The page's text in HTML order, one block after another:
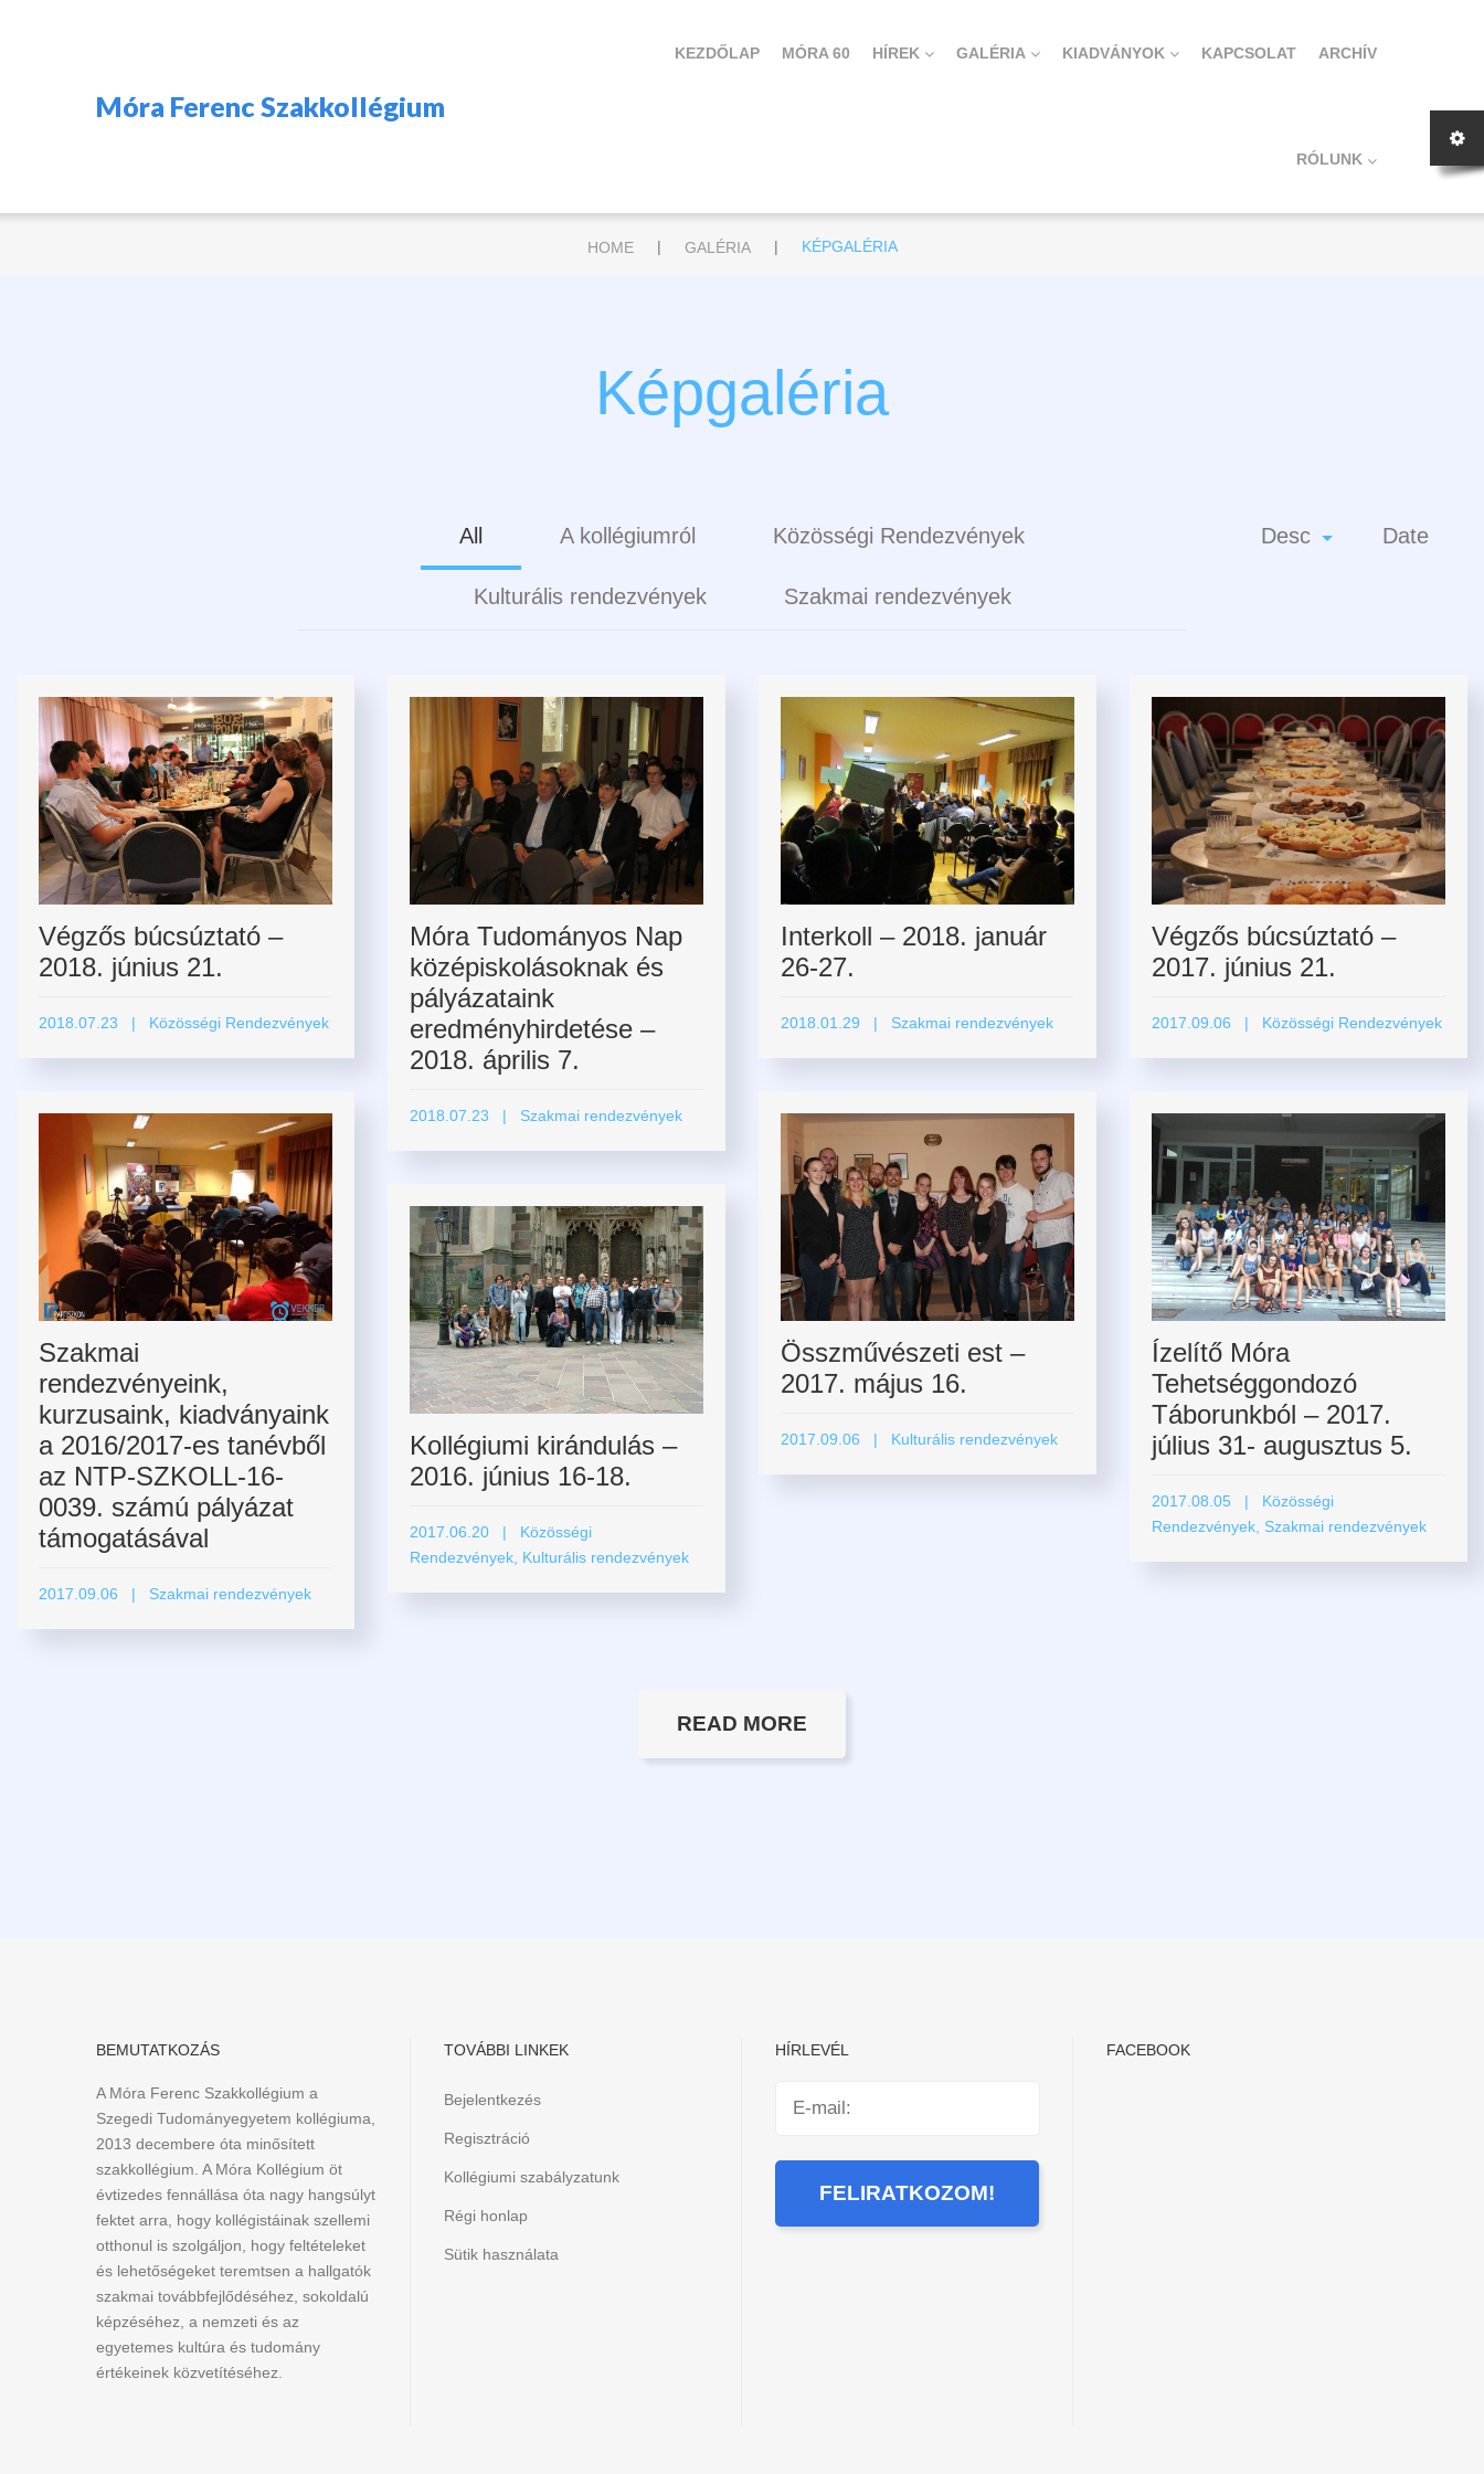
Móra Ferenc Szakkollégium
KEZDŐLAP MÓRA 60 HÍREK GALÉRIA KIADVÁNYOK KAPCSOLAT ARCHÍV
RÓLUNK
HOME | GALÉRIA | KÉPGALÉRIA
Képgaléria
All A kollégiumról Közösségi Rendezvények
Kulturális rendezvények Szakmai rendezvények
Desc Date
Végzős búcsúztató –
2018. június 21.
2018.07.23 | Közösségi Rendezvények
Móra Tudományos Nap
középiskolásoknak és
pályázataink
eredményhirdetése –
2018. április 7.
2018.07.23 | Szakmai rendezvények
Interkoll – 2018. január
26-27.
2018.01.29 | Szakmai rendezvények
Végzős búcsúztató –
2017. június 21.
2017.09.06 | Közösségi Rendezvények
Szakmai
rendezvényeink,
kurzusaink, kiadványaink
a 2016/2017-es tanévből
az NTP-SZKOLL-16-
0039. számú pályázat
támogatásával
2017.09.06 | Szakmai rendezvények
Összművészeti est –
2017. május 16.
2017.09.06 | Kulturális rendezvények
Ízelítő Móra
Tehetséggondozó
Táborunkból – 2017.
július 31- augusztus 5.
2017.08.05 | Közösségi
Rendezvények, Szakmai rendezvények
Kollégiumi kirándulás –
2016. június 16-18.
2017.06.20 | Közösségi
Rendezvények, Kulturális rendezvények
READ MORE
BEMUTATKOZÁS
A Móra Ferenc Szakkollégium a
Szegedi Tudományegyetem kollégiuma,
2013 decembere óta minősített
szakkollégium. A Móra Kollégium öt
évtizedes fennállása óta nagy hangsúlyt
fektet arra, hogy kollégistáinak szellemi
otthonul is szolgáljon, hogy feltételeket
és lehetőségeket teremtsen a hallgatók
szakmai továbbfejlődéséhez, sokoldalú
képzéséhez, a nemzeti és az
egyetemes kultúra és tudomány
értékeinek közvetítéséhez.
TOVÁBBI LINKEK
Bejelentkezés
Regisztráció
Kollégiumi szabályzatunk
Régi honlap
Sütik használata
HÍRLEVÉL FACEBOOK